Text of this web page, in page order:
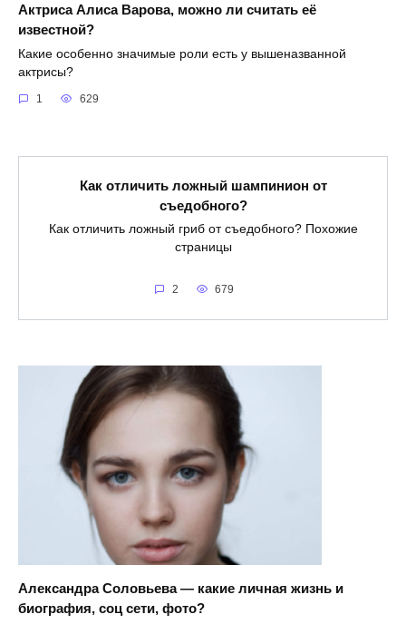
Актриса Алиса Варова, можно ли считать её
известной?
Какие особенно значимые роли есть у вышеназванной
актрисы?
1 629
Как отличить ложный шампинион от
съедобного?
Как отличить ложный гриб от съедобного? Похожие
страницы
2 679
Александра Соловьева — какие личная жизнь и
биография, соц сети, фото?